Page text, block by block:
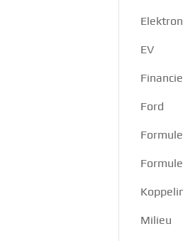
EV
Ford
Milieu